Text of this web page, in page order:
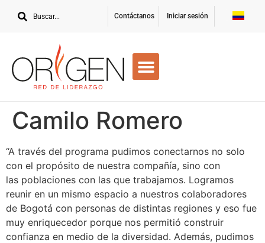
Contáctanos Iniciar sesión
Camilo Romero
“A través del programa pudimos conectarnos no solo
con el propósito de nuestra compañía, sino con
las poblaciones con las que trabajamos. Logramos
reunir en un mismo espacio a nuestros colaboradores
de Bogotá con personas de distintas regiones y eso fue
muy enriquecedor porque nos permitió construir
confianza en medio de la diversidad. Además, pudimos